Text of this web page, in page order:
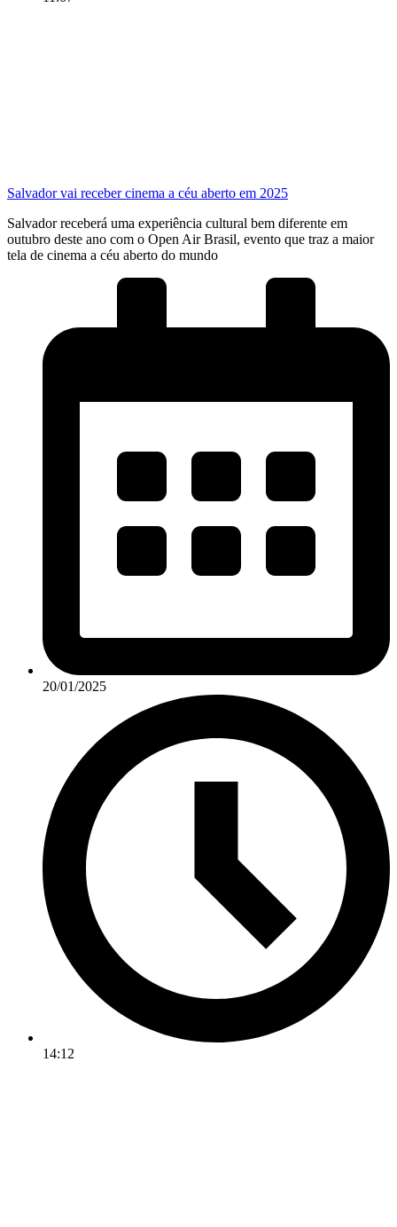
Salvador vai receber cinema a céu aberto em 2025
Salvador receberá uma experiência cultural bem diferente em
outubro deste ano com o Open Air Brasil, evento que traz a maior
tela de cinema a céu aberto do mundo
20/01/2025
14:12